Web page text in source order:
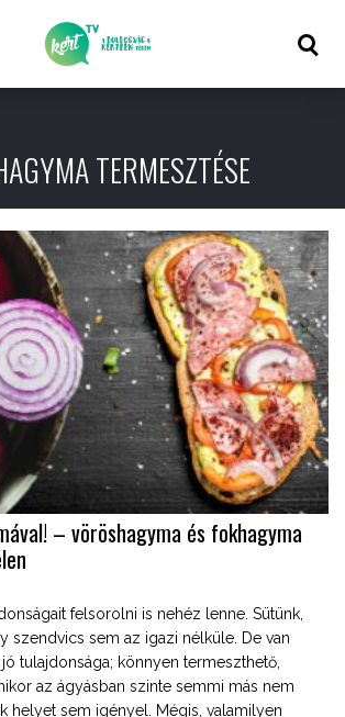
TERMESZTÉSE
– vöröshagyma és fokhagyma
felsorolni is nehéz lenne. Sütünk,
szendvics sem az igazi nélküle. De van
tulajdonsága; könnyen termeszthető,
az ágyásban szinte semmi más nem
helyet sem igényel. Mégis, valamilyen